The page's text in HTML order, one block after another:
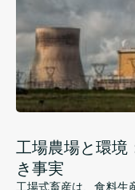
工場農場と環境
き事実
工場式畜産は、食料生